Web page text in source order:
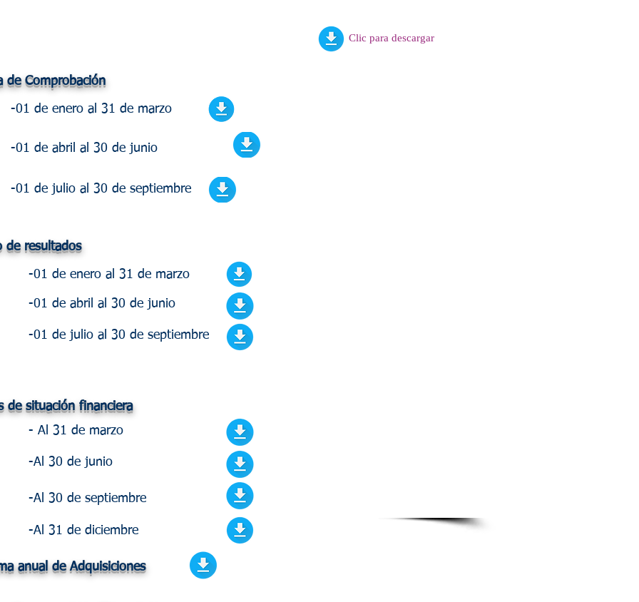
Clic para descargar
de Comprobación
-01 de enero al 31 de marzo
-01 de abril al 30 de junio
-01 de julio al 30 de septiembre
de resultados
-01 de enero al 31 de marzo
-01 de abril al 30 de junio
-01 de julio al 30 de septiembre
de situación financiera
- Al 31 de marzo
-Al 30 de junio
-Al 30 de septiembre
-Al 31 de diciembre
anual de Adquisiciones